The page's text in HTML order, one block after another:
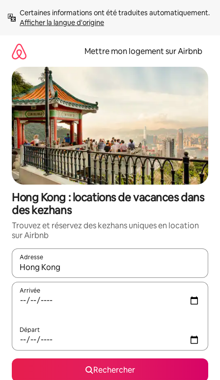
directement
Afficher la langue d'origine
Mettre mon logement sur Airbnb
Hong Kong : locations de vacances dans
des kezhans
Trouvez et réservez des kezhans uniques en location
sur Airbnb
Adresse
Lorsque les résultats s'affichent, utilisez les flèches vers le
Arrivée
Départ
Rechercher